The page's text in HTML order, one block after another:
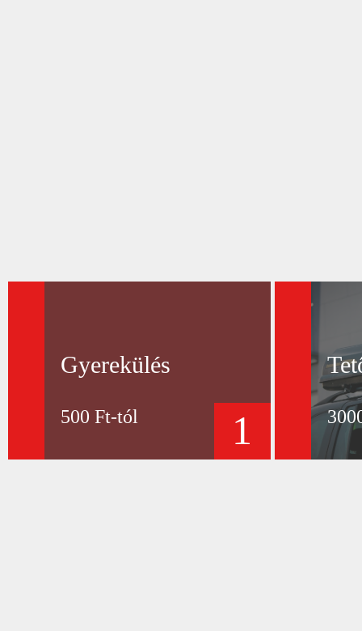
Gyerekülés
500 Ft-tól 1